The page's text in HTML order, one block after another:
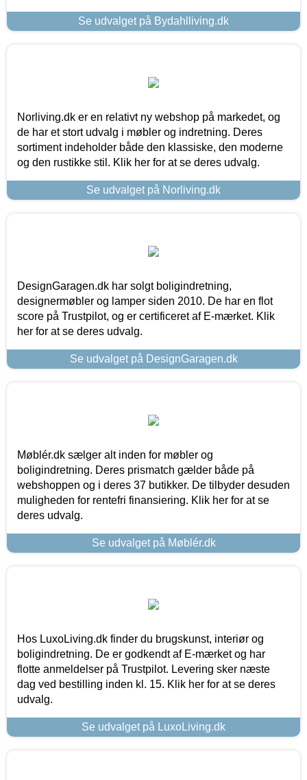
Se udvalget på Bydahlliving.dk
Norliving.dk er en relativt ny webshop på markedet, og
de har et stort udvalg i møbler og indretning. Deres
sortiment indeholder både den klassiske, den moderne
og den rustikke stil. Klik her for at se deres udvalg.
Se udvalget på Norliving.dk
DesignGaragen.dk har solgt boligindretning,
designermøbler og lamper siden 2010. De har en flot
score på Trustpilot, og er certificeret af E-mærket. Klik
her for at se deres udvalg.
Se udvalget på DesignGaragen.dk
Møblér.dk sælger alt inden for møbler og
boligindretning. Deres prismatch gælder både på
webshoppen og i deres 37 butikker. De tilbyder desuden
muligheden for rentefri finansiering. Klik her for at se
deres udvalg.
Se udvalget på Møblér.dk
Hos LuxoLiving.dk finder du brugskunst, interiør og
boligindretning. De er godkendt af E-mærket og har
flotte anmeldelser på Trustpilot. Levering sker næste
dag ved bestilling inden kl. 15. Klik her for at se deres
udvalg.
Se udvalget på LuxoLiving.dk